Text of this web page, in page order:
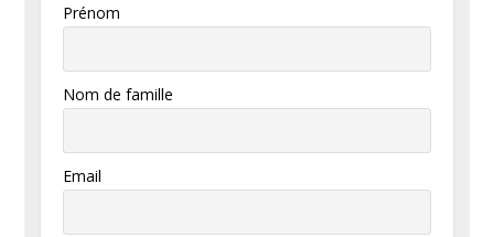
Prénom
Nom de famille
Email